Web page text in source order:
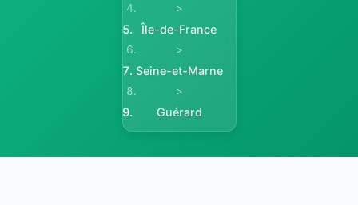
>
Île-de-France
>
Seine-et-Marne
>
Guérard